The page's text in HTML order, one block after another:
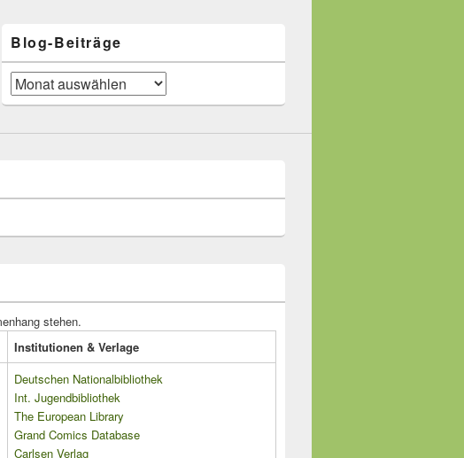
Blog-Beiträge
Blog-
Beiträge
stehen.
Institutionen & Verlage
Deutschen Nationalbibliothek
Int. Jugendbibliothek
The European Library
Grand Comics Database
Carlsen Verlag